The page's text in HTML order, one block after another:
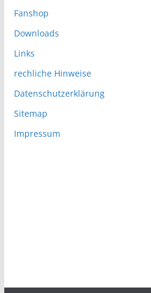
Fanshop
Downloads
Links
rechliche Hinweise
Datenschutzerklärung
Sitemap
Impressum